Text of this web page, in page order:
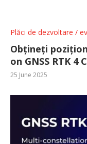
Plăci de dezvoltare /
Obțineți
on GNSS RTK 4
25 June 2025